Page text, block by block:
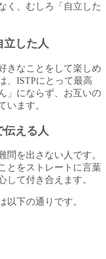
く、むしろ「自立した
立した人
きなことをして楽しめ
、ISTPにとって最高
」にならず、お互いの
います。
える人
問を出さない人です。
とをストレートに言葉
して付き合えます。
以下の通りです。